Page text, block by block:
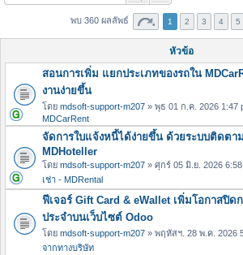
พบ 360 ผลลัพธ์ 1 2 3 4 5
หัวข้อ
สอนการเพิ่ม แยกประเภทของรถใน
งานง่ายขึ้น
โดย mdsoft-support-m207 » พุธ 01 ก.ค. 2026 1:47
MDCarRent
จัดการใบแจ้งหนี้ได้ง่ายขึ้น ด้วยระบบติดตาม
MDHoteller
โดย mdsoft-support-m207 » ศุกร์ 05 มิ.ย. 2026
เช่า - MDRental
ฟีเจอร์ Gift Card & eWallet เพิ่มโอกาสปิด
ประจำบนเว็บไซต์ Odoo
โดย mdsoft-support-m207 » พฤหัสฯ. 28 พ.ค. 2026
จากทางบริษัท